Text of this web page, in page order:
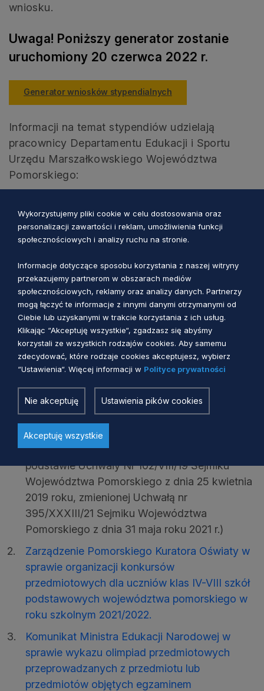
wniosku.
Uwaga! Poniższy generator zostanie
uruchomiony 20 czerwca 2022 r.
Generator wniosków stypendialnych
Informacji na temat stypendiów udzielają
pracownicy Departamentu Edukacji i Sportu
Urzędu Marszałkowskiego Województwa
Pomorskiego:
mail:j.bajor@pomorskie.eu;
sekretariat Departamentu Edukacji i Sportu –
w zakresie obsługi generatora wniosków:
Piotr Celmer – tel. 58 32 68 425, e-
mail: p.celmer@pomorskie.eu.
Do pobrania:
Regulamin przyznawania stypendiów
Marszałka Województwa Pomorskiego
finansowanych z budżetu województwa
pomorskiego – tekst ujednolicony
podstawie Uchwały Nr 102/VIII/19 Sejmiku
Województwa Pomorskiego z dnia 25 kwietnia
2019 roku, zmienionej Uchwałą nr
395/XXXIII/21 Sejmiku Województwa
Pomorskiego z dnia 31 maja roku 2021 r.)
Zarządzenie Pomorskiego Kuratora Oświaty w
sprawie organizacji konkursów
przedmiotowych dla uczniów klas IV-VIII szkół
podstawowych województwa pomorskiego w
roku szkolnym 2021/2022.
Komunikat Ministra Edukacji Narodowej w
sprawie wykazu olimpiad przedmiotowych
przeprowadzanych z przedmiotu lub
przedmiotów objętych egzaminem
Wykorzystujemy pliki cookie w celu dostosowania oraz
personalizacji zawartości i reklam, umożliwienia funkcji
społecznościowych i analizy ruchu na stronie.
Informacje dotyczące sposobu korzystania z naszej witryny
przekazujemy partnerom w obszarach mediów
społecznościowych, reklamy oraz analizy danych. Partnerzy
mogą łączyć te informacje z innymi danymi otrzymanymi od
Ciebie lub uzyskanymi w trakcie korzystania z ich usług.
Klikając “Akceptuję wszystkie“, zgadzasz się abyśmy
korzystali ze wszystkich rodzajów cookies. Aby samemu
zdecydować, które rodzaje cookies akceptujesz, wybierz
“Ustawienia“. Więcej informacji w Polityce prywatności
Nie akceptuję Ustawienia pików cookies
Akceptuję wszystkie